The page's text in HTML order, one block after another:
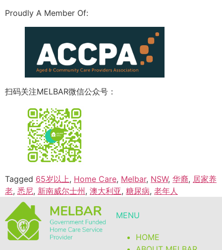
Proudly A Member Of:
扫码关注MELBAR微信公众号：
Tagged 65岁以上, Home Care, Melbar, NSW, 华裔, 居家养
老, 悉尼, 新南威尔士州 , 澳大利亚, 糖尿病, 老年人
MENU
HOME